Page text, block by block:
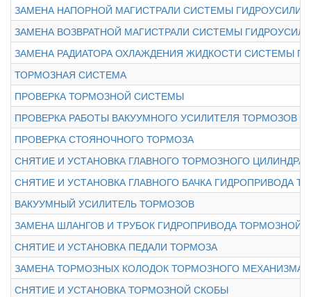
ЗАМЕНА НАПОРНОЙ МАГИСТРАЛИ СИСТЕМЫ
ЗАМЕНА ВОЗВРАТНОЙ МАГИСТРАЛИ СИСТЕМЫ
ЗАМЕНА РАДИАТОРА ОХЛАЖДЕНИЯ ЖИДКОСТИ СИСТЕМЫ
ТОРМОЗНАЯ СИСТЕМА
ПРОВЕРКА ТОРМОЗНОЙ СИСТЕМЫ
ПРОВЕРКА РАБОТЫ ВАКУУМНОГО УСИЛИТЕЛЯ ТОРМОЗОВ
ПРОВЕРКА СТОЯНОЧНОГО ТОРМОЗА
СНЯТИЕ И УСТАНОВКА ГЛАВНОГО ТОРМОЗНОГО ЦИЛИНДРА
СНЯТИЕ И УСТАНОВКА ГЛАВНОГО БАЧКА ГИДРОПРИВОДА
ВАКУУМНЫЙ УСИЛИТЕЛЬ ТОРМОЗОВ
ЗАМЕНА ШЛАНГОВ И ТРУБОК ГИДРОПРИВОДА ТОРМОЗНОЙ
СНЯТИЕ И УСТАНОВКА ПЕДАЛИ ТОРМОЗА
ЗАМЕНА ТОРМОЗНЫХ КОЛОДОК ТОРМОЗНОГО МЕХАНИЗМА
СНЯТИЕ И УСТАНОВКА ТОРМОЗНОЙ СКОБЫ